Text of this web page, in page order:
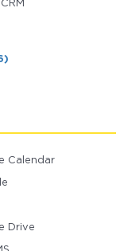
Calendar
Drive